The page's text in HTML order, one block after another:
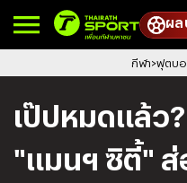
ผล
กีฬา ฟุตบอ
เป๊ปหมดแล้ว
"แมนฯ ซิตี้"